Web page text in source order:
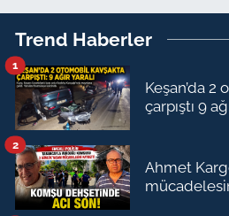
Trend Haberler
Keşan’da 2
çarpıştı 9
1
Ahmet
2